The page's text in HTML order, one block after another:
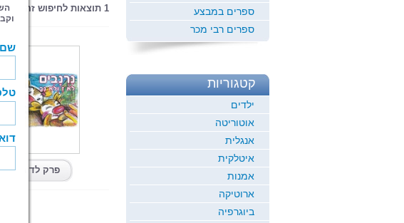
1 תוצאות לחיפוש זה
פרק לדוגמא
ספרים במבצע
ספרים רבי מכר
קטגוריות
ילדים
אוטוריטה
אנגלית
איטלקית
אמנות
ארוטיקה
ביוגרפיה